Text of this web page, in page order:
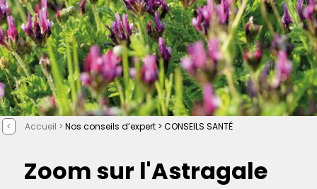
< Accueil > Nos conseils d’expert > CONSEILS SANTÉ
Zoom sur l'Astragale